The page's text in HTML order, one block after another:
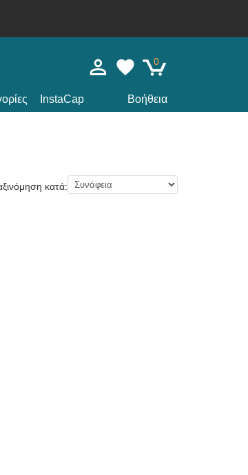
0
InstaCap Βοήθεια
κατά: